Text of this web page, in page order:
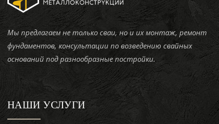
Мы предлагаем не только сваи, но и их монтаж, ремонт
фундаментов, консультации по возведению свайных
оснований под разнообразные постройки.
НАШИ УСЛУГИ